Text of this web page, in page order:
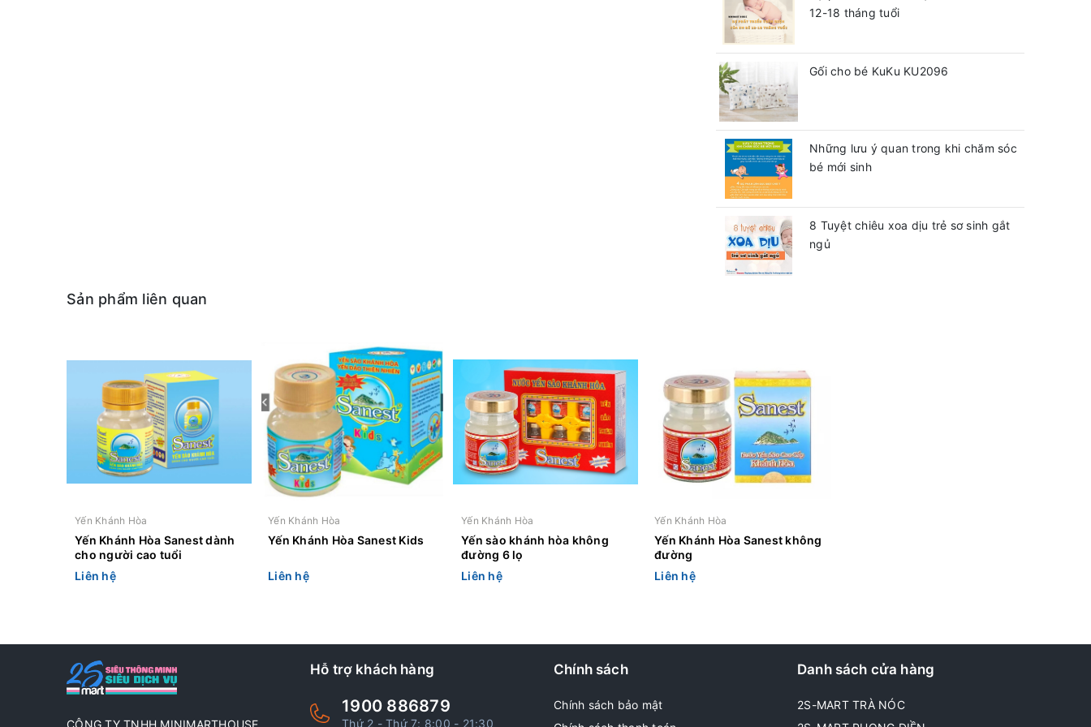
12-18 tháng tuổi
Gối cho bé KuKu KU2096
Những lưu ý quan trong khi chăm sóc
bé mới sinh
8 Tuyệt chiêu xoa dịu trẻ sơ sinh gắt
ngủ
Sản phẩm liên quan
Yến Khánh Hòa
Yến Khánh Hòa Sanest dành
cho người cao tuổi
Liên hệ
Yến Khánh Hòa
Yến Khánh Hòa Sanest Kids
Liên hệ
Yến Khánh Hòa
Yến sào khánh hòa không
đường 6 lọ
Liên hệ
Yến Khánh Hòa
Yến Khánh Hòa Sanest không
đường
Liên hệ
CÔNG TY TNHH MINIMARTHOUSE
Hỗ trợ khách hàng
1900 886879
Thứ 2 - Thứ 7: 8:00 - 21:30
Chính sách
Chính sách bảo mật
Danh sách cửa hàng
2S-MART TRÀ NÓC